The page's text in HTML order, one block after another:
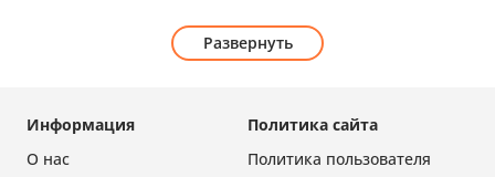
Развернуть
Политика сайта
Политика пользователя
Информация
О нас